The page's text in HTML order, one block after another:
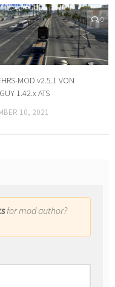
0
MOD v2.5.1 VON
1.42.x ATS
10, 2021
for mod author?